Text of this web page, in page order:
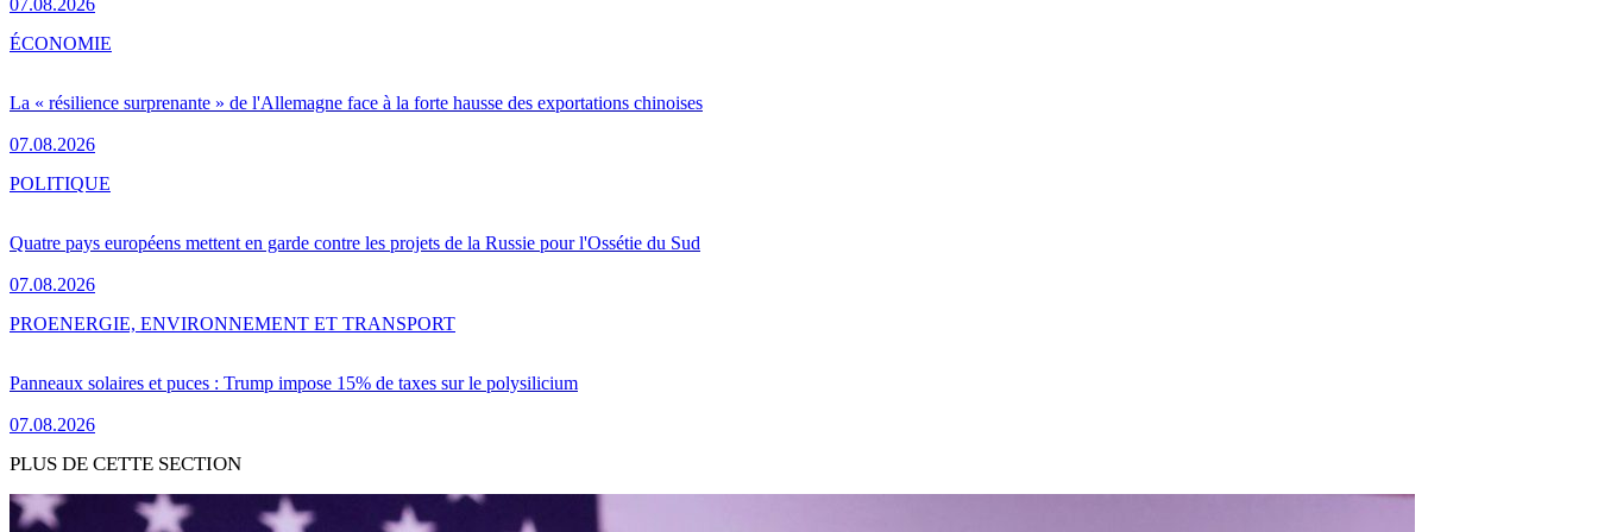
07.08.2026
La « résilience surprenante » de l'Allemagne face à la forte hausse des exportations chinoises
07.08.2026
ÉCONOMIE
Quatre pays européens mettent en garde contre les projets de la Russie pour l'Ossétie du Sud
07.08.2026
POLITIQUE
Panneaux solaires et puces : Trump impose 15% de taxes sur le polysilicium
07.08.2026
PROENERGIE, ENVIRONNEMENT ET TRANSPORT
PLUS DE CETTE SECTION